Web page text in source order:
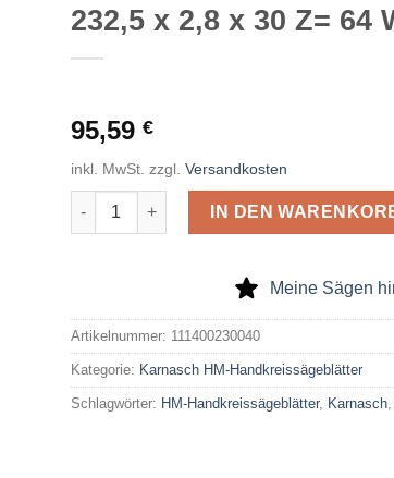
232,5 x 2,8 x 30 Z= 64
95,59 €
inkl. MwSt. zzgl. Versandkosten
Karnasch HM-Handkreissägeblatt 232,5 x
IN DEN
Meine Sägen
Artikelnummer: 111400230040
Kategorie: Karnasch HM-Handkreissägeblätter
Schlagwörter: HM-Handkreissägeblätter, Karnasch